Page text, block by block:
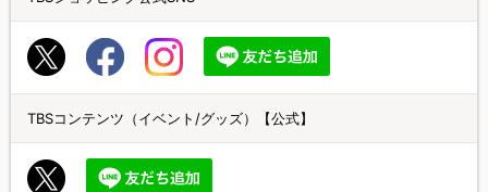
TBSコンテンツ（イベント/グッズ）【公式】